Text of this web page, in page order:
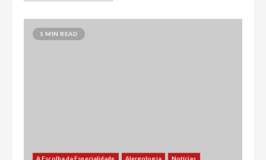
1 MIN READ
A Escolha da Especialidade Alergologia Notícias